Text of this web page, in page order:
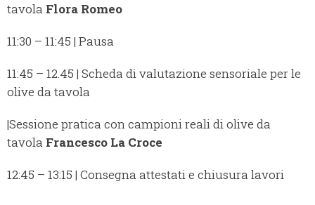
tavola Flora Romeo
11:30 – 11:45 | Pausa
11:45 – 12.45 | Scheda di valutazione sensoriale per le
olive da tavola
|Sessione pratica con campioni reali di olive da
tavola Francesco La Croce
12:45 – 13:15 | Consegna attestati e chiusura lavori